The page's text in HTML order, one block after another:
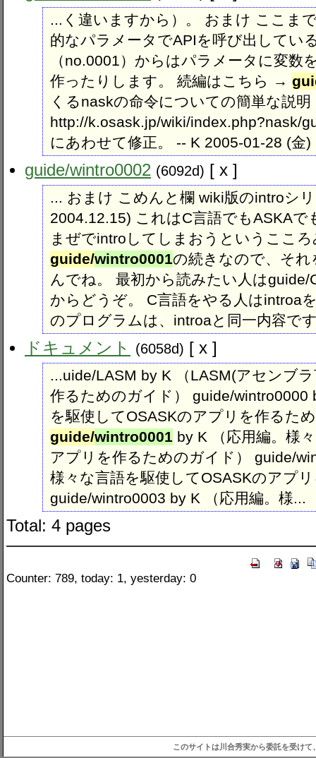
...く違いますから）。 おまけ ここま
的なパラメータでAPIを呼び出してい
（no.0001）からはパラメータに変数
作ったりします。 続編はこちら →
くるnaskの命令についての簡単な説明
http://k.osask.jp/wiki/index.php?nask/
にあわせて修正。 -- K 2005-01-28 (金
guide​/wintro0002 (6092d) [ x ]
... おまけ こめんと欄 wiki版のintroシ
2004.12.15) これはC言語でもASKA
まぜでintroしてしまおうというここ
guide/wintro0001の続きなので、そ
んでね。 最初から読みたい人は
からどうぞ。 C言語をやる人はintroa
のプログラムは、introaと同一内容で
ドキュメント (6058d) [ x ]
...uide/LASM by K （LASM(アセンブ
作るためのガイド） guide/wintro0000
を駆使してOSASKのアプリを作るた
guide/wintro0001 by K （応用編。様
アプリを作るためのガイド） guide/
様々な言語を駆使してOSASKのアプ
guide/wintro0003 by K （応用編。様...
Total: 4 pages
Counter: 789, today: 1, yesterday: 0
このサイトは川合秀実から委託を受け